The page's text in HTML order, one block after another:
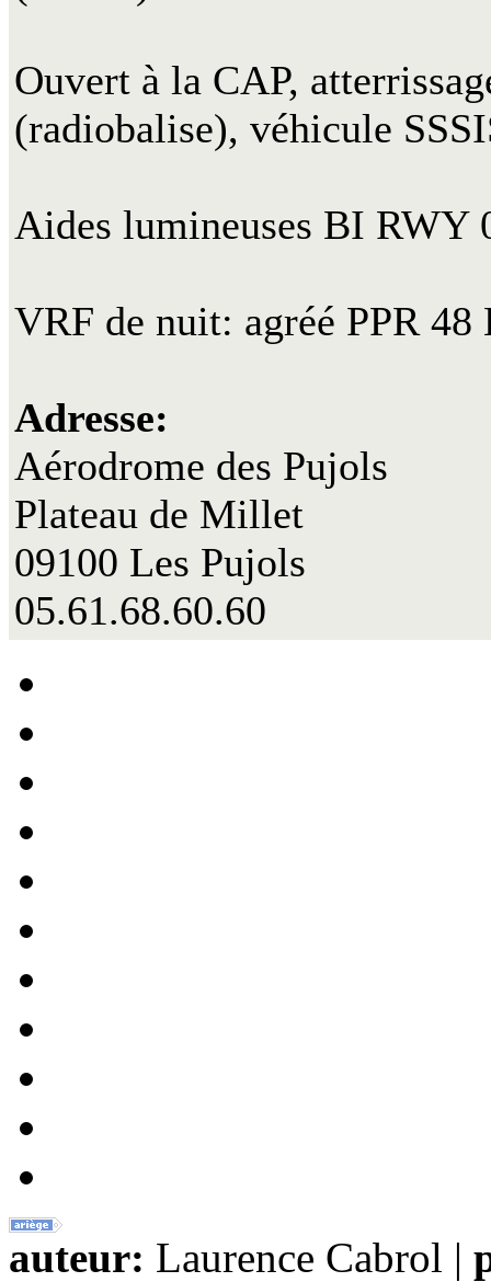
Ouvert à la CAP,
(radiobalise), véhicule
Aides lumineuses BI RWY
VRF de nuit: agréé PPR 48
Adresse:
Aérodrome des Pujols
Plateau de Millet
09100 Les Pujols
05.61.68.60.60
auteur: Laurence Cabrol |